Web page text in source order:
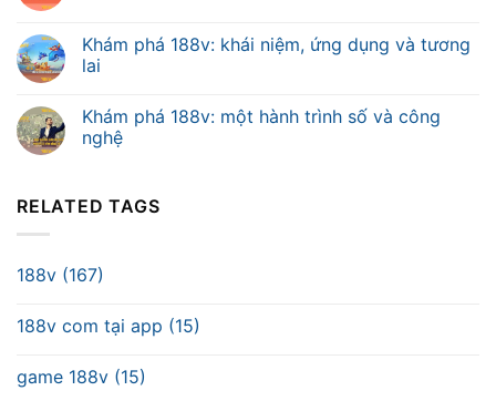
Khám phá 188v: khái niệm, ứng dụng và tương
lai
Khám phá 188v: một hành trình số và công
nghệ
RELATED TAGS
188v (167)
188v com tại app (15)
game 188v (15)